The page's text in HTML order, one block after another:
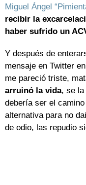
Miguel Ángel
recibir la
haber sufrido un
Y después de
mensaje en Twitter
me pareció triste,
arruinó la vida, se la
debería ser el
alternativa para no
de odio, las repudio